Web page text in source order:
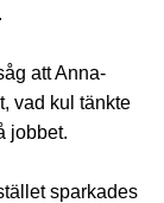
att Anna-
vad kul tänkte
jobbet.
sparkades